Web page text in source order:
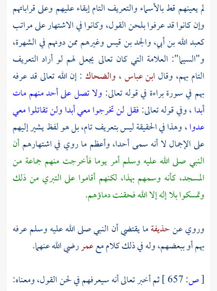
لم يعينهم قط بالأسماء والتعريف التام إبقاء عليهم وعلى قراباتهم
وإن كانوا قد عرفوا بلحن القول، وكانوا في الاشتهار على مراتب
كعبد الله بن أبي،والجد بن قيسوغيرهم ممن دونهم في الشهرة،
و"السيما": العلامة التي كان تعالى يجعل لهم لو أراد التعريف
التام بهم، وقال ابن عباس، والضحاك : إن الله تعالى قد عرفه
بهم في سورة براءة في قوله تعالى: ولا تصل على أحد منهم مات
أبدا، وفي قوله تعالى:فقل لن تخرجوا معي أبدا ولن تقاتلوا معي
عدوا، وهذا في الحقيقة ليس بتعريف تام، بل هو لفظ يشير إليهم
على الإجمال لا أنه سمى أحدا، وأعظم ما روي في اشتهارهمأن
النبي صلى الله عليه وسلم أمر يوما فأخرجت منهم جماعة من
المسجد، كأنه وسمهم بهذا، لكنهم أقاموا على التبري من ذلك
وتمسكوا بلا إله إلا الله فحقنت دماؤهم.
وروي عنحذيفةما يقتضي أن النبي صلى الله عليه وسلم عرفه
بهم أو ببعضهم، وله في ذلك كلام مععمررضي الله عنهما.
[ص:
ثم أخبر تعالى أنه سيعرفهم في لحن القول، ومعناه: